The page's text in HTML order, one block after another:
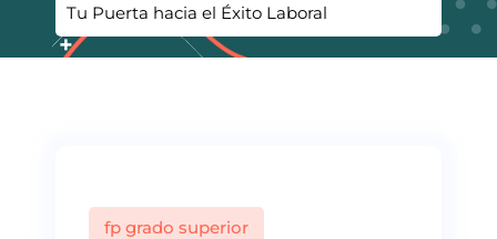
Tu Puerta hacia el Éxito Laboral
fp grado superior